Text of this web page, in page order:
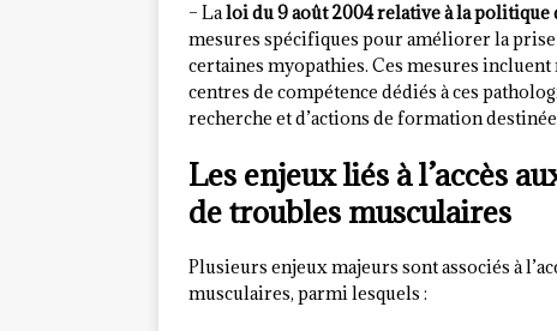
– Laloi du 9 août 2004 relative à la politique
mesures spécifiques pour améliorer la
certaines myopathies. Ces mesures
centres de compétence dédiés à ces
recherche et d’actions de formation
Les enjeux liés à l’accès
de troubles musculaires
Plusieurs enjeux majeurs sont associés à
musculaires, parmi lesquels :